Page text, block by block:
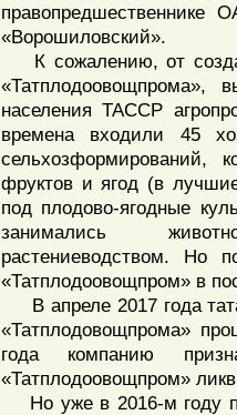
«Ворошиловский».
К сожалению, от
«Татплодоовощпрома»,
населения ТАССР
времена входили 45
сельхозформирований,
фруктов и ягод (в
под плодово-ягодные
занимались
растениеводством. Но
«Татплодоовощпром» в
В апреле 2017 года
«Татплодовощпрома»
года компанию
«Татплодоовощпром»
Но уже в 2016-м году